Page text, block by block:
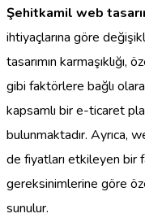
Şehitkamil web
ihtiyaçlarına göre
tasarımın
gibi faktörlere bağlı
kapsamlı bir e-ticaret
bulunmaktadır. Ayrıca,
de fiyatları etkileyen bir
gereksinimlerine göre
sunulur.